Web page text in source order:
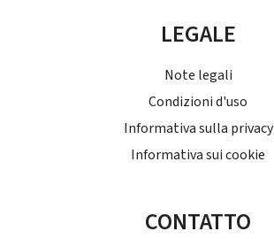
LEGALE
Note legali
Condizioni d'uso
Informativa sulla privacy
Informativa sui cookie
CONTATTO